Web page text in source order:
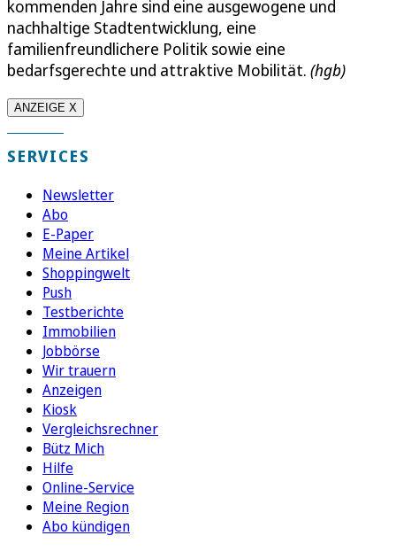
kommenden Jahre sind eine ausgewogene und
nachhaltige Stadtentwicklung, eine
familienfreundlichere Politik sowie eine
bedarfsgerechte und attraktive Mobilität. (hgb)
ANZEIGE X
SERVICES
Newsletter
Abo
E-Paper
Meine Artikel
Shoppingwelt
Push
Testberichte
Immobilien
Jobbörse
Wir trauern
Anzeigen
Kiosk
Vergleichsrechner
Bütz Mich
Hilfe
Online-Service
Meine Region
Abo kündigen